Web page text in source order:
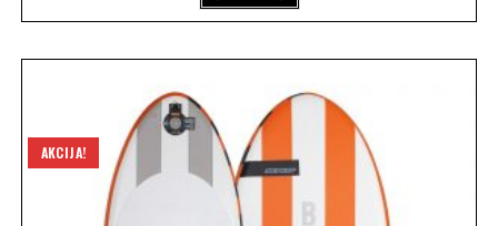
AKCIJA!